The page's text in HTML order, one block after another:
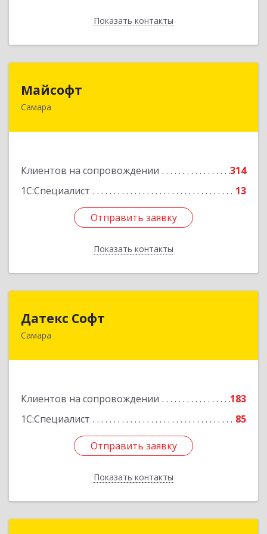
Показать контакты
Назад
Майсофт
Самара
Клиентов на сопровождении
314
1С:Специалист
13
Отправить заявку
Показать контакты
443076, Самарская обл, Самара г, Партизанская
Отправить заявку
Назад
Датекс Софт
Самара
Клиентов на сопровождении
183
1С:Специалист
85
Отправить заявку
Показать контакты
443070, Самарская обл, Самара г, Партизанская
Отправить заявку
Назад